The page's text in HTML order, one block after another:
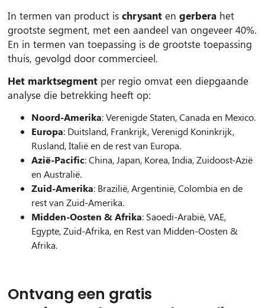
In termen van product is chrysant en gerbera het
grootste segment, met een aandeel van ongeveer 40%.
En in termen van toepassing is de grootste toepassing
thuis, gevolgd door commercieel.
Het marktsegmentper regio omvat een diepgaande
analyse die betrekking heeft op:
Noord-Amerika: Verenigde Staten, Canada en Mexico.
Europa: Duitsland, Frankrijk, Verenigd Koninkrijk,
Rusland, Italië en de rest van Europa.
Azië-Pacific: China, Japan, Korea, India, Zuidoost-Azië
en Australië.
Zuid-Amerika: Brazilië, Argentinië, Colombia en de
rest van Zuid-Amerika.
Midden-Oosten & Afrika: Saoedi-Arabië, VAE,
Egypte, Zuid-Afrika, en Rest van Midden-Oosten &
Afrika.
Ontvang een gratis